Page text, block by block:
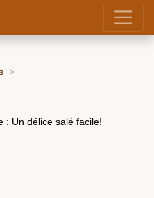
: Un délice salé facile!